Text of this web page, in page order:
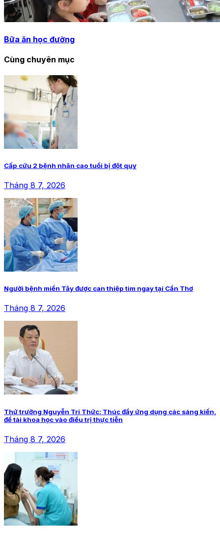
Bữa ăn học đường
Cùng chuyên mục
Cấp cứu 2 bệnh nhân cao tuổi bị đột quỵ
Tháng 8 7, 2026
Người bệnh miền Tây được can thiệp tim ngay tại Cần Thơ
Tháng 8 7, 2026
Thứ trưởng Nguyễn Tri Thức: Thúc đẩy ứng dụng các sáng kiến,
đề tài khoa học vào điều trị thực tiễn
Tháng 8 7, 2026